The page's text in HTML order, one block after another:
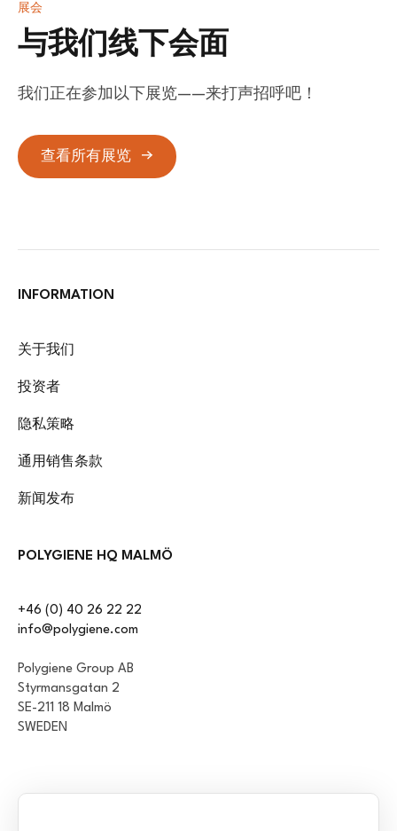
展会
与我们线下会面
我们正在参加以下展览——来打声招呼吧！
查看所有展览
INFORMATION
关于我们
投资者
隐私策略
通用销售条款
新闻发布
POLYGIENE HQ MALMÖ
+46 (0) 40 26 22 22
info@polygiene.com
Polygiene Group AB
Styrmansgatan 2
SE-211 18 Malmö
SWEDEN